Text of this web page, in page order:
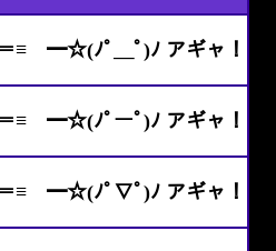
━☆(ﾉﾟ＿ﾟ)ﾉ アギャ！
━☆(ﾉﾟーﾟ)ﾉ アギャ！
≡ ━☆(ﾉﾟ∇ﾟ)ﾉ アギャ！